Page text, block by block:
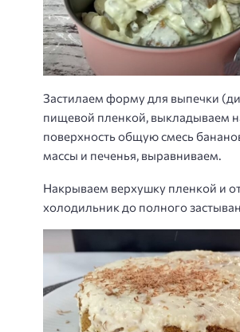
Застилаем форму для выпечки
пищевой пленкой, выкладываем
поверхность общую смесь
массы и печенья, выравниваем.
Накрываем верхушку пленкой и
холодильник до полного